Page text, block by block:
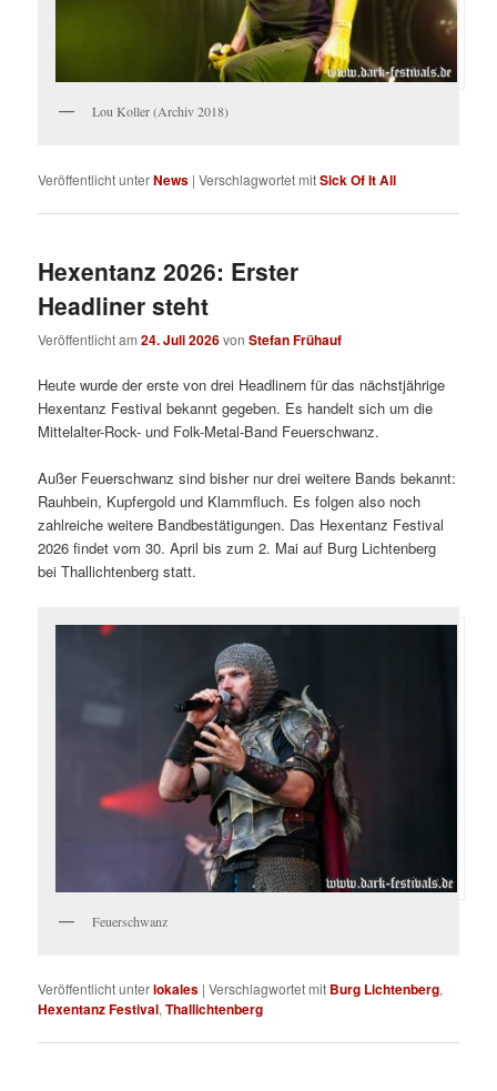
Lou Koller (Archiv 2018)
Veröffentlicht unterNews |Verschlagwortet mitSick Of It All
Hexentanz 2026: Erster
Headliner steht
Veröffentlicht am24. Juli 2026vonStefan Frühauf
Heute wurde der erste von drei Headlinern für das nächstjährige
Hexentanz Festival bekannt gegeben. Es handelt sich um die
Mittelalter-Rock- und Folk-Metal-Band Feuerschwanz.
Außer Feuerschwanz sind bisher nur drei weitere Bands bekannt:
Rauhbein, Kupfergold und Klammfluch. Es folgen also noch
zahlreiche weitere Bandbestätigungen. Das Hexentanz Festival
2026 findet vom 30. April bis zum 2. Mai auf Burg Lichtenberg
bei Thallichtenberg statt.
Feuerschwanz
Veröffentlicht unterlokales |Verschlagwortet mit Burg Lichtenberg,
Hexentanz Festival,Thallichtenberg